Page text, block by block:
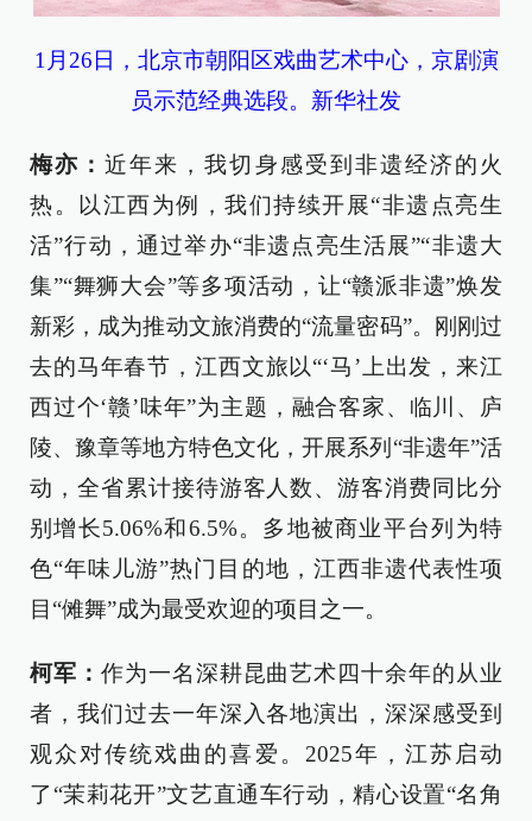
1月26日，北京市朝阳区戏曲艺术中心，京剧演
员示范经典选段。新华社发
梅亦：近年来，我切身感受到非遗经济的火
热。以江西为例，我们持续开展“非遗点亮生
活”行动，通过举办“非遗点亮生活展”“非遗大
集”“舞狮大会”等多项活动，让“赣派非遗”焕发
新彩，成为推动文旅消费的“流量密码”。刚刚过
去的马年春节，江西文旅以“‘马’上出发，来江
西过个‘赣’味年”为主题，融合客家、临川、庐
陵、豫章等地方特色文化，开展系列“非遗年”活
动，全省累计接待游客人数、游客消费同比分
别增长5.06%和6.5%。多地被商业平台列为特
色“年味儿游”热门目的地，江西非遗代表性项
目“傩舞”成为最受欢迎的项目之一。
柯军： 作为一名深耕昆曲艺术四十余年的从业
者，我们过去一年深入各地演出，深深感受到
观众对传统戏曲的喜爱。2025年，江苏启动
了“茉莉花开”文艺直通车行动，精心设置“名角